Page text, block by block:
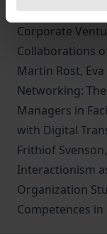
Digital
Corporate
Collaborations
Martin Rost,
Networking:
Managers in
with Digital
Frithiof
Interactionism
Organization
Competences